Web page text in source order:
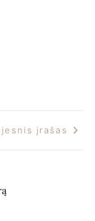
įrašas